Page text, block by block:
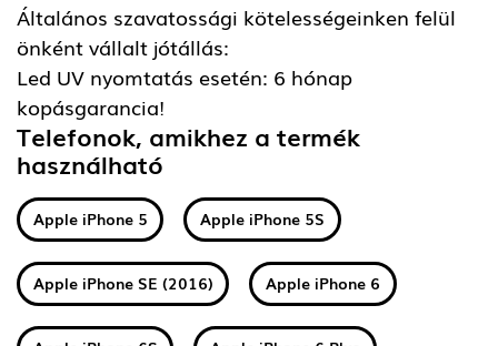
Általános szavatossági kötelességeinken felül
önként vállalt jótállás:
Led UV nyomtatás esetén: 6 hónap
kopásgarancia!
Telefonok, amikhez a termék
használható
Apple iPhone 5 Apple iPhone 5S
Apple iPhone SE (2016) Apple iPhone 6